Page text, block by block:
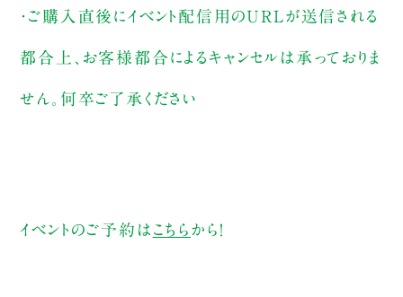
・ご購入直後にイベント配信用のURLが送信される
都合上、お客様都合によるキャンセルは承っておりま
せん。何卒ご了承ください
イベントのご予約は こちら から！